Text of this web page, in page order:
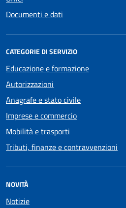
Documenti e dati
CATEGORIE DI SERVIZIO
Educazione e formazione
Autorizzazioni
Anagrafe e stato civile
Imprese e commercio
Mobilità e trasporti
Tributi, finanze e contravvenzioni
NOVITÀ
Notizie